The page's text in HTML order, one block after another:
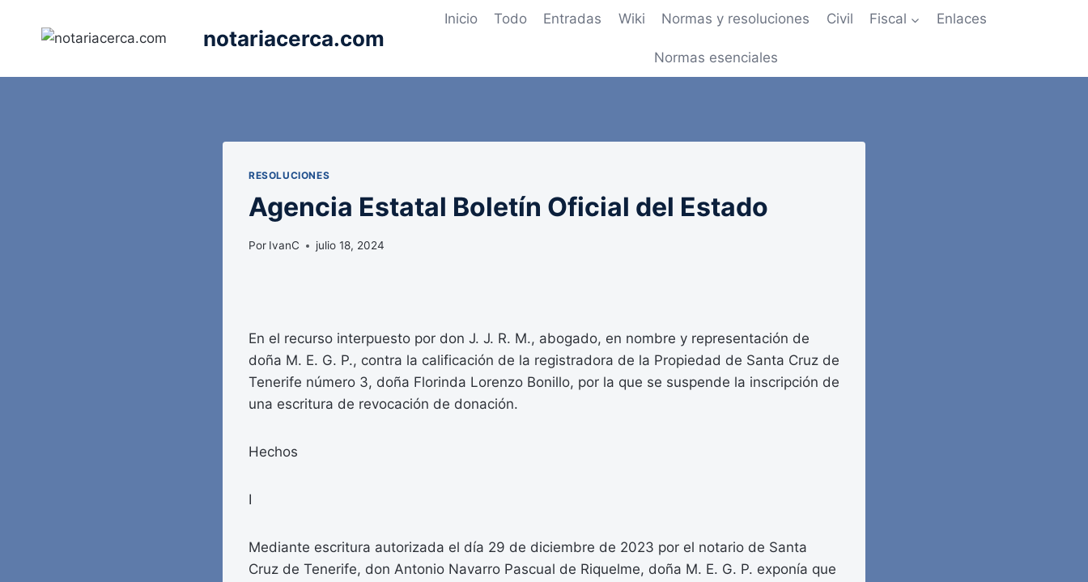
notariacerca.com
Inicio Todo Entradas Wiki Normas y resoluciones Civil Fiscal Enlaces
Normas esenciales
RESOLUCIONES
Agencia Estatal Boletín Oficial del Estado
Por IvanC julio 18, 2024
En el recurso interpuesto por don J. J. R. M., abogado, en nombre y representación de
doña M. E. G. P., contra la calificación de la registradora de la Propiedad de Santa Cruz de
Tenerife número 3, doña Florinda Lorenzo Bonillo, por la que se suspende la inscripción de
una escritura de revocación de donación.
Hechos
I
Mediante escritura autorizada el día 29 de diciembre de 2023 por el notario de Santa
Cruz de Tenerife, don Antonio Navarro Pascual de Riquelme, doña M. E. G. P. exponía que